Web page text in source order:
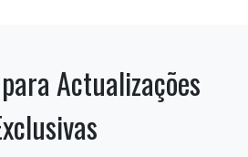
Actualizações